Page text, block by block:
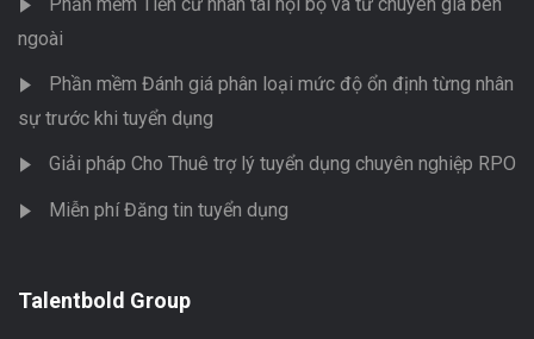
ngoài
Phần mềm Đánh giá phân loại mức độ ổn định từng nhân
sự trước khi tuyển dụng
Giải pháp Cho Thuê trợ lý tuyển dụng chuyên nghiệp RPO
Miễn phí Đăng tin tuyển dụng
Talentbold Group